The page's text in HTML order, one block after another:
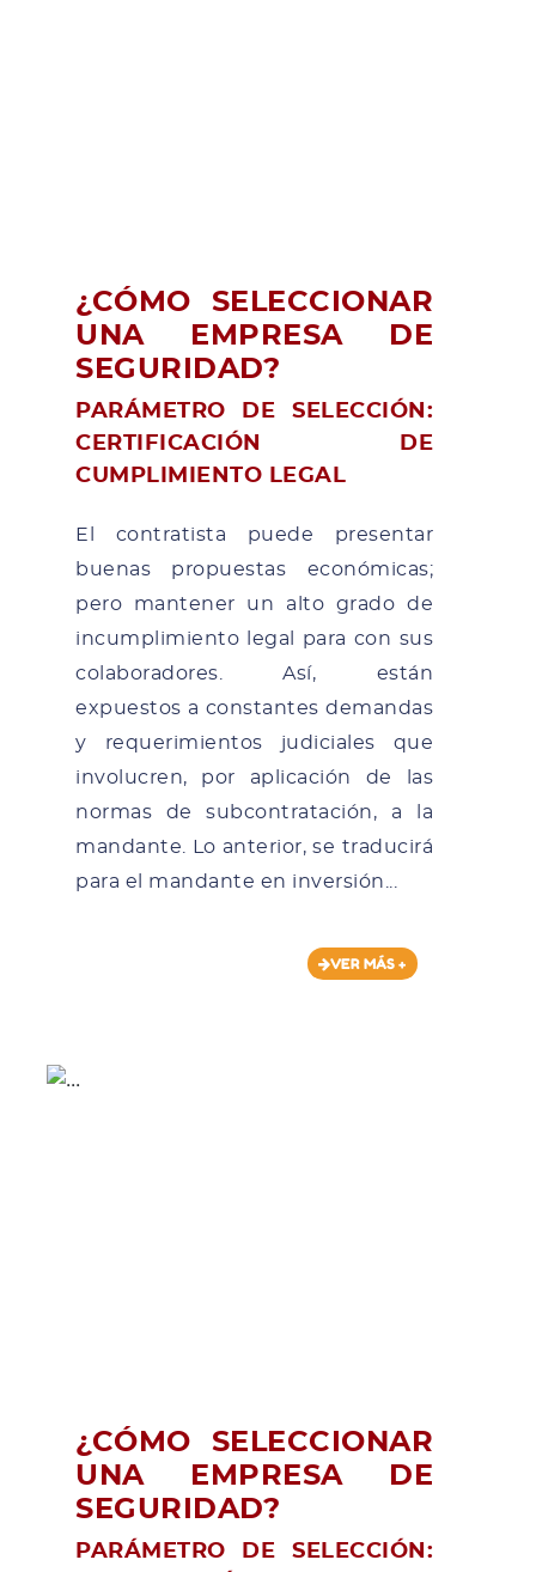
¿CÓMO SELECCIONAR
UNA EMPRESA DE
SEGURIDAD?
PARÁMETRO DE SELECCIÓN:
CERTIFICACIÓN DE
CUMPLIMIENTO LEGAL
El contratista puede presentar
buenas propuestas económicas;
pero mantener un alto grado de
incumplimiento legal para con sus
colaboradores. Así, están
expuestos a constantes demandas
y requerimientos judiciales que
involucren, por aplicación de las
normas de subcontratación, a la
mandante. Lo anterior, se traducirá
para el mandante en inversión...
VER MÁS +
¿CÓMO SELECCIONAR
UNA EMPRESA DE
SEGURIDAD?
PARÁMETRO DE SELECCIÓN: